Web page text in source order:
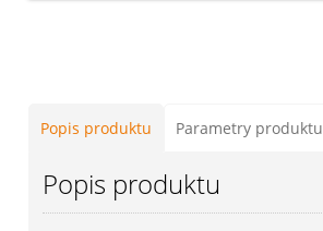
Popis produktu Parametry produktu
Popis produktu